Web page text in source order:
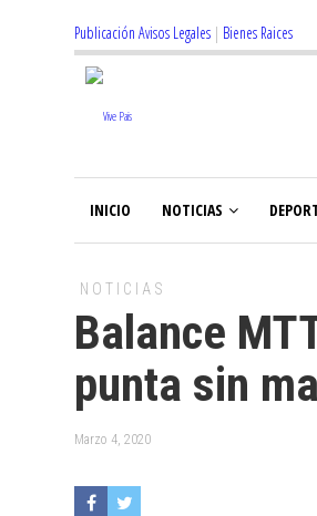
Publicación Avisos Legales | Bienes Raices
INICIO NOTICIAS
NOTICIAS
Balance
punta sin
Marzo 4, 2020